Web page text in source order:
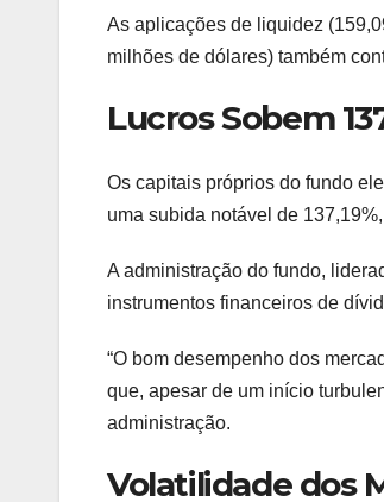
As aplicações de liquidez
milhões de dólares) também
Lucros Sobem
Os capitais próprios do fundo
uma subida notável de
A administração do fundo,
instrumentos financeiros de
“O bom desempenho dos
que, apesar de um início
administração.
Volatilidade dos